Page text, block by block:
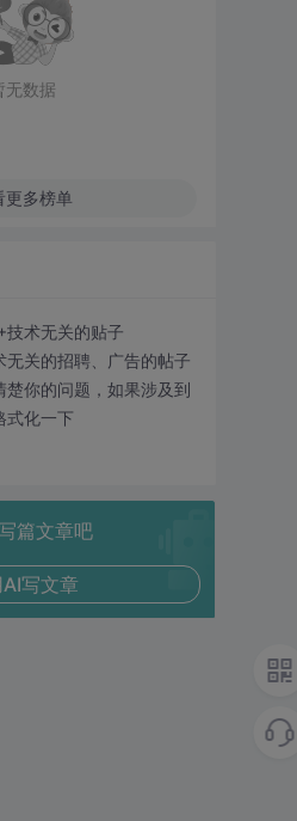
无数据
更多榜单
术无关的贴子
无关的招聘、广告的帖子
楚你的问题，如果涉及到
式化一下
篇文章吧
写文章